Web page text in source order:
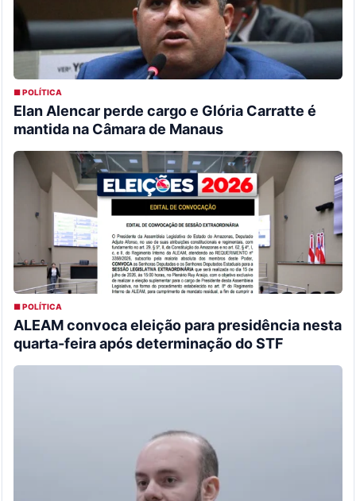
■ POLÍTICA
Elan Alencar perde cargo e Glória Carratte é
mantida na Câmara de Manaus
■ POLÍTICA
ALEAM convoca eleição para presidência nesta
quarta-feira após determinação do STF